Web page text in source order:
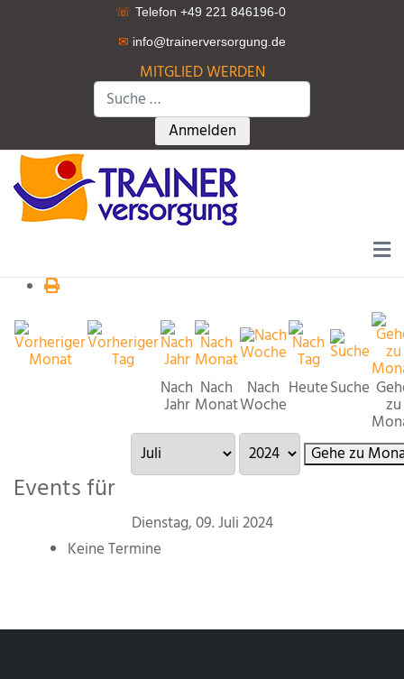
☏ Telefon +49 221 846196-0
✉ info@trainerversorgung.de
MITGLIED WERDEN
Suchen
Type 2 or more characters for
Anmelden
Nach
Jahr
Nach
Monat
Nach
Woche
HeuteSuche
zu
Gehe zu
Events für
Dienstag, 09. Juli 2024
Keine Termine